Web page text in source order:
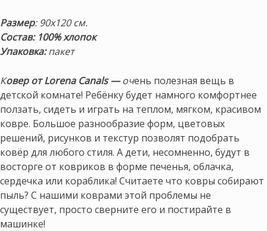
Размер: 90х120 см.
Состав: 100% хлопок
Упаковка:пакет
Ковер от Lorena Canals —очень полезная вещь в
детской комнате! Ребёнку будет намного комфортнее
ползать, сидеть и играть на теплом, мягком, красивом
ковре. Большое разнообразие форм, цветовых
решений, рисунков и текстур позволят подобрать
ковёр для любого стиля. А дети, несомненно, будут в
восторге от ковриков в форме печенья, облачка,
сердечка или кораблика! Считаете что ковры собирают
пыль? С нашими коврами этой проблемы не
существует, просто сверните его и постирайте в
машинке!